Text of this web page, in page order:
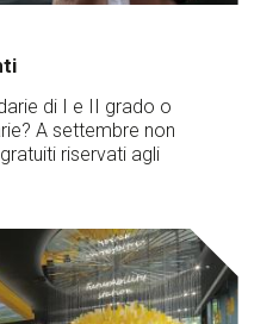
di I e II grado o
A settembre non
riservati agli